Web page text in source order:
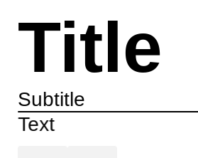
Title
Subtitle
Text